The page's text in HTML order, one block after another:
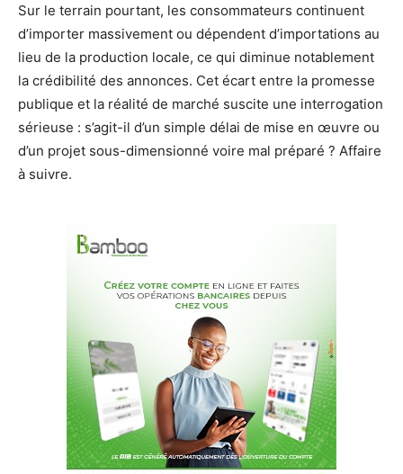
Sur le terrain pourtant, les consommateurs continuent
d’importer massivement ou dépendent d’importations au
lieu de la production locale, ce qui diminue notablement
la crédibilité des annonces. Cet écart entre la promesse
publique et la réalité de marché suscite une interrogation
sérieuse : s’agit-il d’un simple délai de mise en œuvre ou
d’un projet sous-dimensionné voire mal préparé ? Affaire
à suivre.